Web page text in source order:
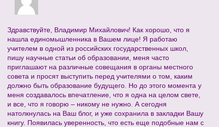
Здравствуйте, Владимир Михайлович! Как хорошо, что я
нашла единомышленника в Вашем лице! Я работаю
учителем в одной из российских государственных школ,
пишу научные статьи об образовании, меня часто
приглашают на различные совещания в органы местного
совета и просят выступить перед учителями о том, каким
должно быть образование будущего. Но до этого момента у
меня создавалось впечатление, что я одна на целом свете,
и все, что я говорю – никому не нужно. А сегодня
натолкнулась на Ваш блог, и уже сохранила в закладки Вашу
книгу. Появилась уверенность, что есть еще подобные нам с